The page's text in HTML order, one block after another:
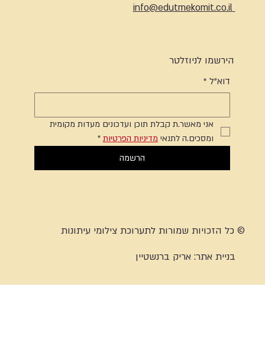
info@edutmekomit.co.il
הירשמו לניוזלטר
דוא"ל *
אני מאשר.ת קבלת תוכן ועדכונים מעדות מקומית
ומסכים.ה לתנאי מדיניות הפרטיות *
הרשמה
© כל הזכויות שמורות לתערוכת צילומי עיתונות
בניית אתר:אריק ברנשטיין